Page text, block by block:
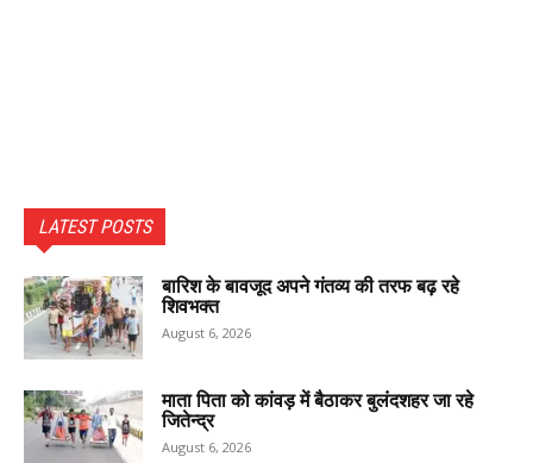
LATEST POSTS
बारिश के बावजूद अपने गंतव्य की तरफ बढ़ रहे
शिवभक्त
August 6, 2026
माता पिता को कांवड़ में बैठाकर बुलंदशहर जा रहे
जितेन्द्र
August 6, 2026